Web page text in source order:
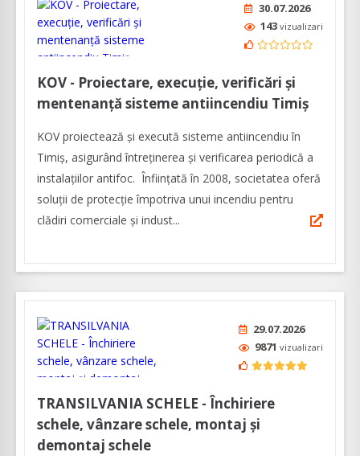
30.07.2026
143 vizualizari
KOV - Proiectare, execuție, verificări și
mentenanță sisteme antiincendiu Timiș
KOV proiectează și execută sisteme antiincendiu în
Timiș, asigurând întreținerea și verificarea periodică a
instalațiilor antifoc. Înființată în 2008, societatea oferă
soluții de protecție împotriva unui incendiu pentru
clădiri comerciale și indust...
29.07.2026
9871 vizualizari
TRANSILVANIA SCHELE - Închiriere
schele, vânzare schele, montaj și
demontaj schele